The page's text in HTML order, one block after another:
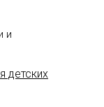
и
детских